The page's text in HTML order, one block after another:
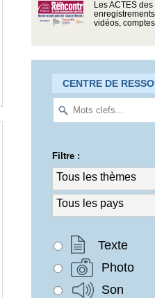
Les ACTES
vidéos,
CENTRE DE
Filtre :
Texte
Photo
Son